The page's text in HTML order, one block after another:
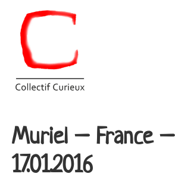
Muriel – France –
17.01.2016